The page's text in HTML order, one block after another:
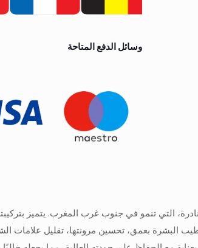
وسائل الدفع المتاحة
التي تنمو في جنوب غرب المغرب. يتميز بتركيبته
6 وحمض الأوليك. يعمل على ترطيب البشرة بعمق، تحسين مرونتها،